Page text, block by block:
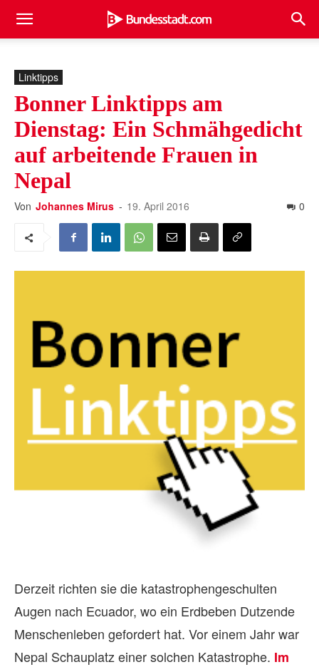
Linktipps
Bonner Linktipps am
Dienstag: Ein Schmähgedicht
auf arbeitende Frauen in
Nepal
Von Johannes Mirus - 19. April 2016 0
Derzeit richten sie die katastrophengeschulten
Augen nach Ecuador, wo ein Erdbeben Dutzende
Menschenleben gefordert hat. Vor einem Jahr war
Nepal Schauplatz einer solchen Katastrophe. Im